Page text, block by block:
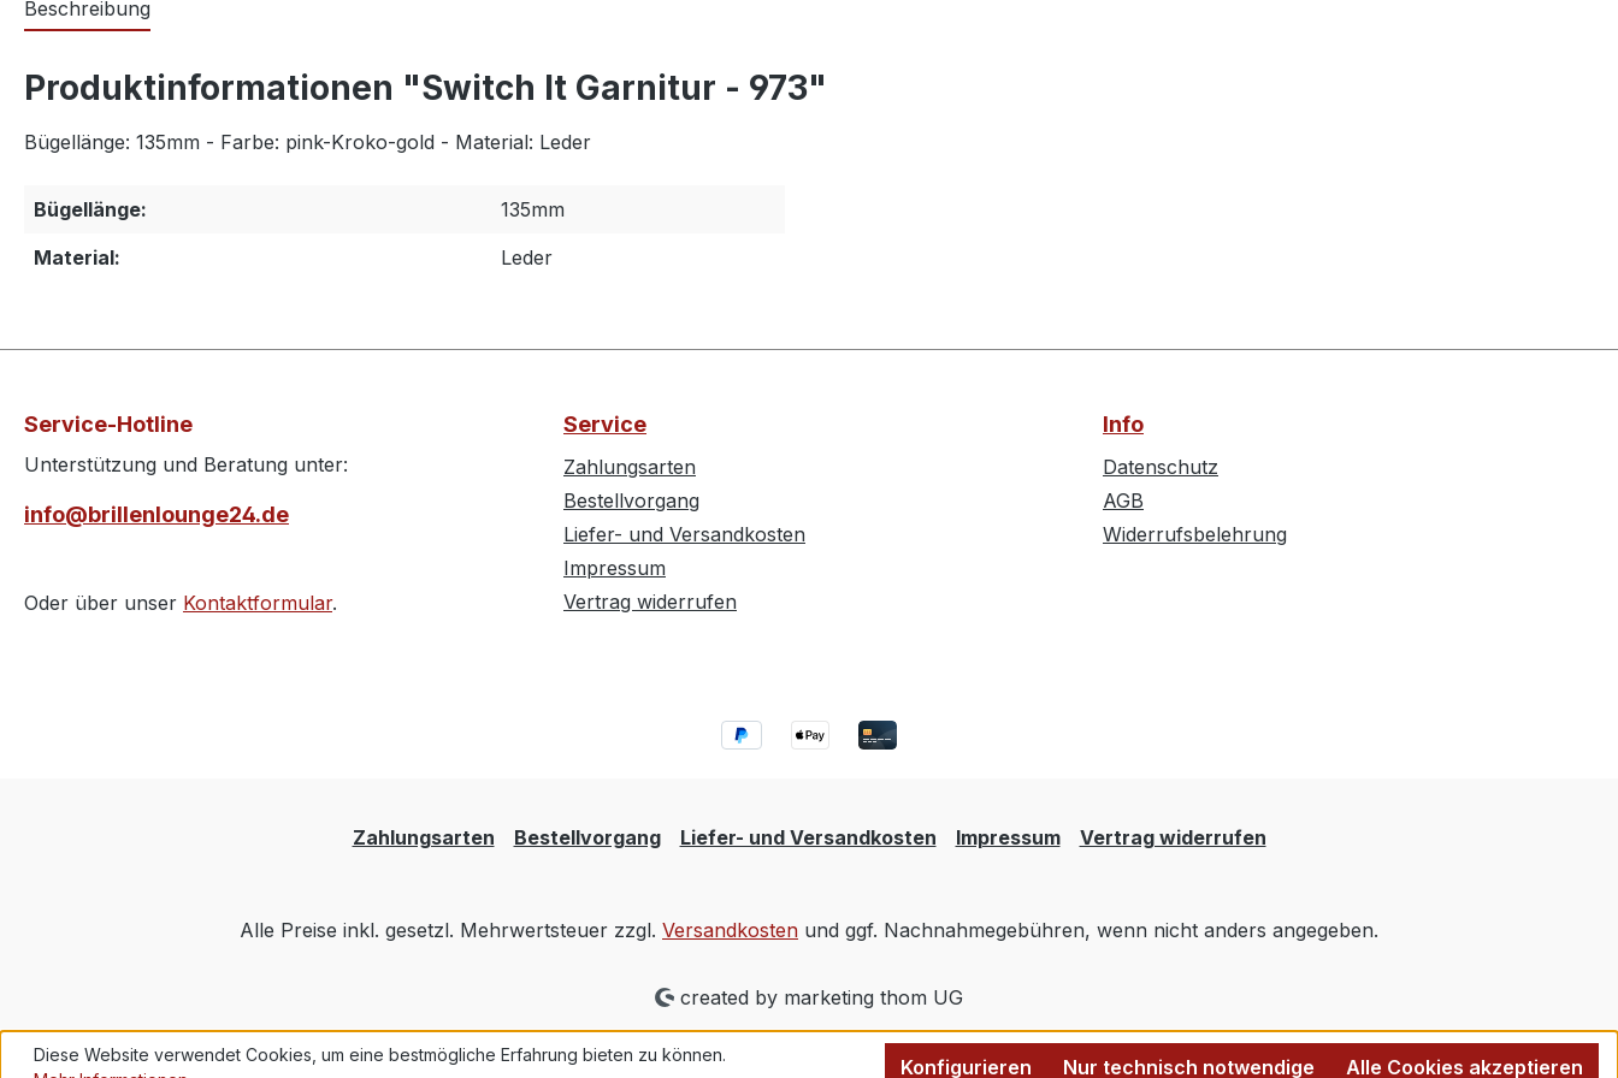
Beschreibung
Produktinformationen "Switch It Garnitur - 973"
Bügellänge: 135mm - Farbe: pink-Kroko-gold - Material: Leder
Bügellänge:
135mm
Material:
Leder
Service-Hotline
Unterstützung und Beratung unter:
info@brillenlounge24.de
Oder über unser Kontaktformular.
Service
Zahlungsarten
Bestellvorgang
Liefer- und Versandkosten
Impressum
Vertrag widerrufen
Info
Datenschutz
AGB
Widerrufsbelehrung
Zahlungsarten Bestellvorgang Liefer- und Versandkosten Impressum Vertrag widerrufen
Alle Preise inkl. gesetzl. Mehrwertsteuer zzgl. Versandkosten und ggf. Nachnahmegebühren, wenn nicht anders angegeben.
created by marketing thom UG
Diese Website verwendet Cookies, um eine bestmögliche Erfahrung bieten zu können.
Nur technisch notwendige
Konfigurieren Alle Cookies akzeptieren